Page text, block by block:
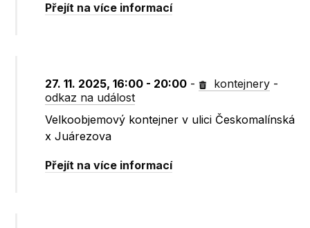
Přejít na více informací
27. 11. 2025, 16:00 - 20:00 - kontejnery -
odkaz na událost
Velkoobjemový kontejner v ulici Českomalínská
x Juárezova
Přejít na více informací